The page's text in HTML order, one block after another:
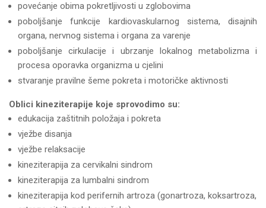
povećanje obima pokretljivosti u zglobovima
poboljšanje funkcije kardiovaskularnog sistema, disajnih
organa, nervnog sistema i organa za varenje
poboljšanje cirkulacije i ubrzanje lokalnog metabolizma i
procesa oporavka organizma u cjelini
stvaranje pravilne šeme pokreta i motoričke aktivnosti
Oblici kineziterapije koje sprovodimo su:
edukacija zaštitnih položaja i pokreta
vježbe disanja
vježbe relaksacije
kineziterapija za cervikalni sindrom
kineziterapija za lumbalni sindrom
kineziterapija kod perifernih artroza (gonartroza, koksartroza,